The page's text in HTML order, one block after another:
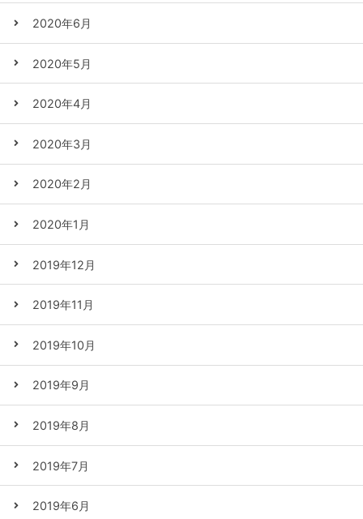
2020年6月
2020年5月
2020年4月
2020年3月
2020年2月
2020年1月
2019年12月
2019年11月
2019年10月
2019年9月
2019年8月
2019年7月
2019年6月